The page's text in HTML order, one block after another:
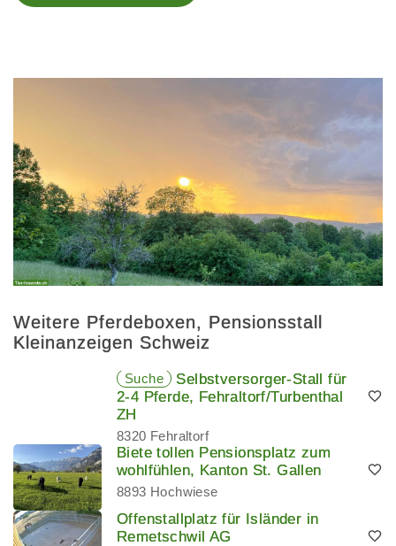
Weitere Pferdeboxen, Pensionsstall
Kleinanzeigen Schweiz
Suche
Selbstversorger-Stall für
2-4 Pferde, Fehraltorf/Turbenthal
ZH
8320 Fehraltorf
Biete tollen Pensionsplatz zum
wohlfühlen, Kanton St. Gallen
8893 Hochwiese
Offenstallplatz für Isländer in
Remetschwil AG